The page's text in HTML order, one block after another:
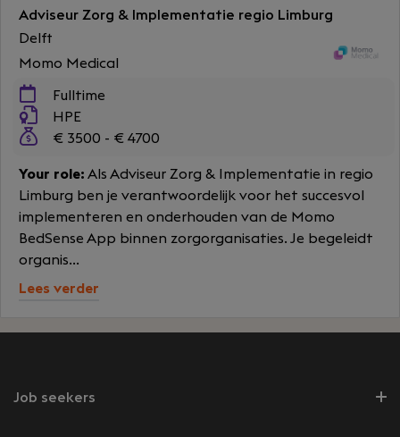
Adviseur Zorg & Implementatie regio Limburg
Delft
Momo Medical
Fulltime
HPE
€ 3500 - € 4700
Your role: Als Adviseur Zorg & Implementatie in regio
Limburg ben je verantwoordelijk voor het succesvol
implementeren en onderhouden van de Momo
BedSense App binnen zorgorganisaties. Je begeleidt
organis...
Lees verder
Job seekers